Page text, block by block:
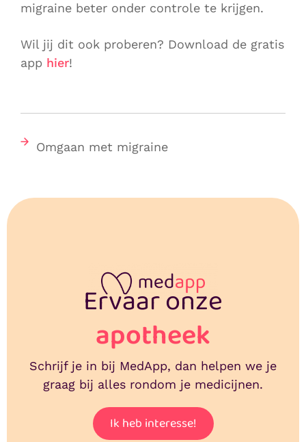
migraine beter onder controle te krijgen.
Wil jij dit ook proberen? Download de gratis
app hier!
Omgaan met migraine
Ervaar onze
apotheek
Schrijf je in bij MedApp, dan helpen we je
graag bij alles rondom je medicijnen.
Ik heb interesse!